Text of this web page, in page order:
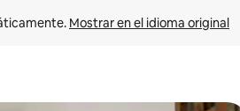
Mostrar en el idioma original